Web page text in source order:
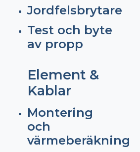
Jordfelsbrytare
Test och byte
av propp
Element &
Kablar
Montering
och
värmeberäkning